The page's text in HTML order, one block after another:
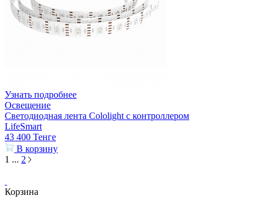
Узнать подробнее
Освещение
Светодиодная лента Cololight с контроллером
LifeSmart
43 400 Тенге
В корзину
1 ... 2
Корзина